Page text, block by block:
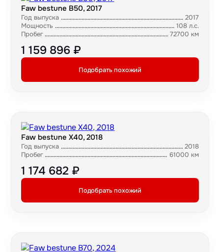
Faw bestune B50, 2017
Год выпуска
2017
Мощность
108 л.с.
Пробег
72700 км
1 159 896 ₽
Подобрать похожий
Faw bestune X40, 2018
Год выпуска
2018
Пробег
61000 км
1 174 682 ₽
Подобрать похожий